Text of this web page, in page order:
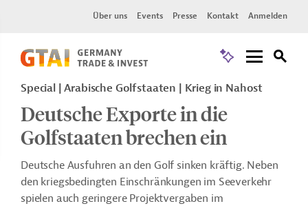
Über uns Events Presse Kontakt Anmelden
Special | Arabische Golfstaaten | Krieg in Nahost
Deutsche Exporte in die
Golfstaaten brechen ein
Deutsche Ausfuhren an den Golf sinken kräftig. Neben
den kriegsbedingten Einschränkungen im Seeverkehr
spielen auch geringere Projektvergaben im